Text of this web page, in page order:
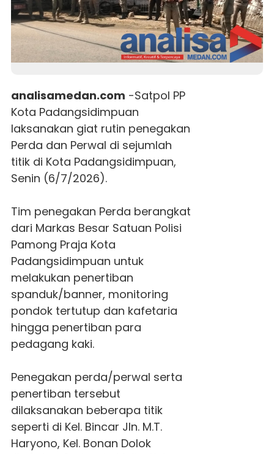
analisamedan.com -Satpol PP
Kota Padangsidimpuan
laksanakan giat rutin penegakan
Perda dan Perwal di sejumlah
titik di Kota Padangsidimpuan,
Senin (6/7/2026).
Tim penegakan Perda berangkat
dari Markas Besar Satuan Polisi
Pamong Praja Kota
Padangsidimpuan untuk
melakukan penertiban
spanduk/banner, monitoring
pondok tertutup dan kafetaria
hingga penertiban para
pedagang kaki.
Penegakan perda/perwal serta
penertiban tersebut
dilaksanakan beberapa titik
seperti di Kel. Bincar Jln. M.T.
Haryono, Kel. Bonan Dolok